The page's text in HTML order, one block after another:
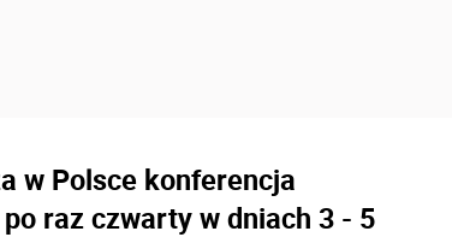
w Polsce konferencja
raz czwarty w dniach 3 - 5